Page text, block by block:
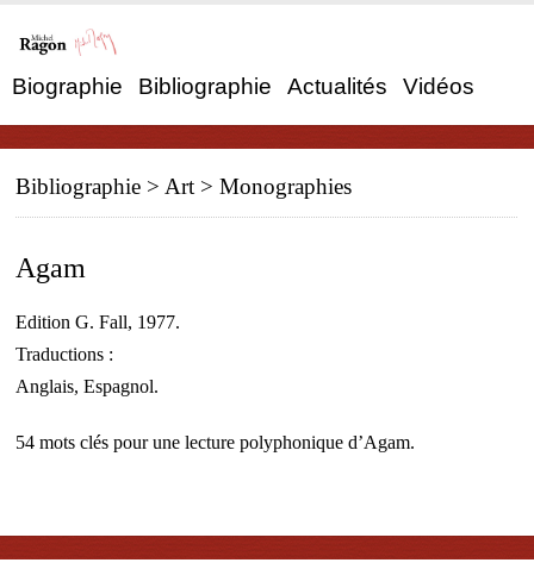
Biographie Bibliographie Actualités Vidéos
Bibliographie > Art >Monographies
Agam
Edition G. Fall, 1977.
Traductions :
Anglais, Espagnol.
54 mots clés pour une lecture polyphonique d’Agam.